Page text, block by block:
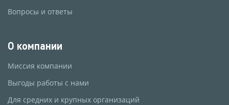
Вопросы и ответы
О компании
Миссия компании
Выгоды работы с нами
Для средних и крупных организаций